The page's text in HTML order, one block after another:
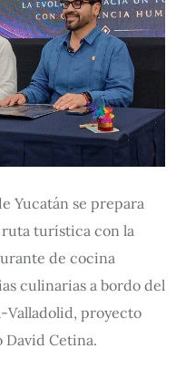
Yucatán se prepara
turística con la
de cocina
culinarias a bordo del
Valladolid, proyecto
David Cetina.